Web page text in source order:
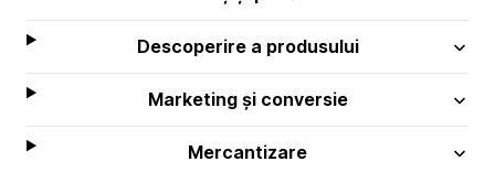
Descoperire a produsului
Marketing și conversie
Mercantizare